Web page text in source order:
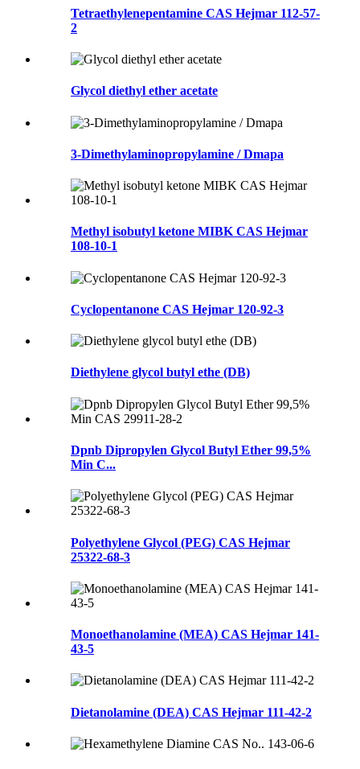
Tetraethylenepentamine CAS Hejmar 112-57-
2
Glycol diethyl ether acetate
3-Dimethylaminopropylamine / Dmapa
Methyl isobutyl ketone MIBK CAS Hejmar
108-10-1
Cyclopentanone CAS Hejmar 120-92-3
Diethylene glycol butyl ethe (DB)
Dpnb Dipropylen Glycol Butyl Ether 99,5%
Min C...
Polyethylene Glycol (PEG) CAS Hejmar
25322-68-3
Monoethanolamine (MEA) CAS Hejmar 141-
43-5
Dietanolamine (DEA) CAS Hejmar 111-42-2